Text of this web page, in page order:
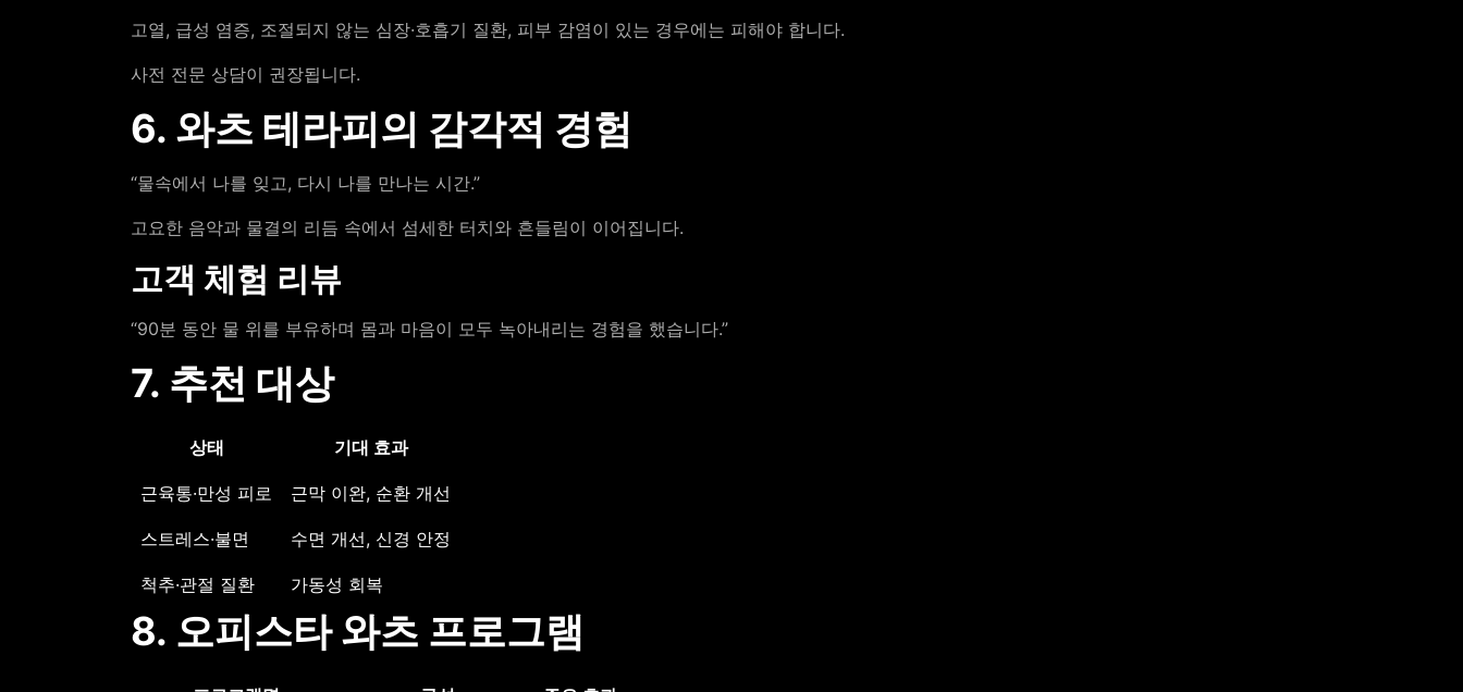
고열, 급성 염증, 조절되지 않는 심장·호흡기 질환, 피부 감염이 있는 경우에는 피해야 합니다.
사전 전문 상담이 권장됩니다.
6. 와츠 테라피의 감각적 경험
“물속에서 나를 잊고, 다시 나를 만나는 시간.”
고요한 음악과 물결의 리듬 속에서 섬세한 터치와 흔들림이 이어집니다.
고객 체험 리뷰
“90분 동안 물 위를 부유하며 몸과 마음이 모두 녹아내리는 경험을 했습니다.”
7. 추천 대상
상태 기대 효과
근육통·만성 피로 근막 이완, 순환 개선
스트레스·불면 수면 개선, 신경 안정
척추·관절 질환 가동성 회복
8. 오피스타 와츠 프로그램